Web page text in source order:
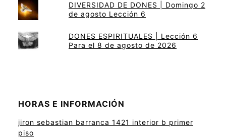
DIVERSIDAD DE DONES | Domingo 2
de agosto Lección 6
DONES ESPIRITUALES | Lección 6
Para el 8 de agosto de 2026
HORAS E INFORMACIÓN
jiron sebastian barranca 1421 interior b primer
piso